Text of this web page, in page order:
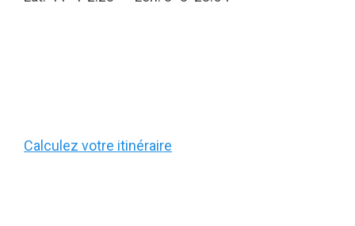
Calculez votre itinéraire